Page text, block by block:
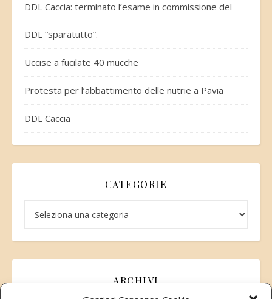
DDL Caccia: terminato l’esame in commissione del
DDL “sparatutto”.
Uccise a fucilate 40 mucche
Protesta per l’abbattimento delle nutrie a Pavia
DDL Caccia
CATEGORIE
ARCHIVI